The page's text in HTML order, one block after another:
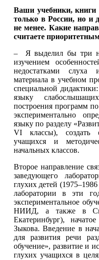
Ваши учебники, книги
только в России, но и
не менее. Какие
считаете
– Я выделил бы три
изучением
недостатками
материала в учебном
специальной
языку
построения программ
экспериментально
языку по разделу
VI классы), создать
учащихся и
начальных классов.
Второе направление
заведующего
глухих детей
лаборатории в эти
экспериментальное
НИИД, а также в
Екатеринбург),
Зыкова. Введение в
для развития речи
обучение», развитие и
глухих учащихся в